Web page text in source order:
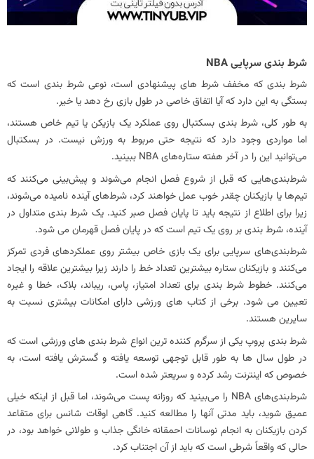
شرط بندی سرپایی NBA
شرط بندی که مخفف شرط های پیشنهادی است، نوعی شرط بندی است که
بستگی به این دارد که آیا اتفاق خاصی در طول بازی رخ دهد یا خیر.
به طور کلی، شرط بندی بسکتبال روی عملکرد یک بازیکن یا تیم خاص هستند،
اما مواردی وجود دارد که نتیجه حتی مربوط به ورزش نیست. در بسکتبال
می‌توانید این را در آخر هفته ستاره‌های NBA ببینید.
شرط‌بندی‌هایی که قبل از شروع فصل انجام می‌شوند و پیش‌بینی می‌کنند که
تیم‌ها یا بازیکنان چقدر خوب عمل خواهند کرد، شرط‌های آینده نامیده می‌شوند،
زیرا برای اطلاع از نتیجه باید تا پایان فصل صبر کنید. یک شرط بندی متداول در
آینده، شرط بندی بر روی یک تیم است که در پایان فصل قهرمان می شود.
شرط‌بندی‌های سرپایی برای یک بازی خاص بیشتر روی عملکردهای فردی تمرکز
می‌کنند و بازیکنان ستاره بیشترین تعداد خط را دارند زیرا بیشترین علاقه را ایجاد
می‌کنند. خطوط شرط بندی برای تعداد امتیاز، پاس، ریباند، بلاک، خطا و غیره
تعیین می شود. برخی از کتاب های ورزشی دارای امکانات بیشتری نسبت به
سایرین هستند.
شرط بندی پروپ یکی از سرگرم کننده ترین انواع شرط بندی های ورزشی است که
در طول سال ها به طور قابل توجهی توسعه یافته و گسترش یافته است، به
خصوص که اینترنت رشد کرده و سریعتر شده است.
شرط‌بندی‌های NBA را می‌بینید که روزانه پست می‌شوند، اما قبل از اینکه خیلی
عمیق شوید، باید مدتی آنها را مطالعه کنید. گاهی اوقات شانس برای متقاعد
کردن بازیکنان به انجام نوسانات احمقانه خانگی جذاب و طولانی خواهد بود، در
حالی که واقعاً شرطی است که باید از آن اجتناب کرد.